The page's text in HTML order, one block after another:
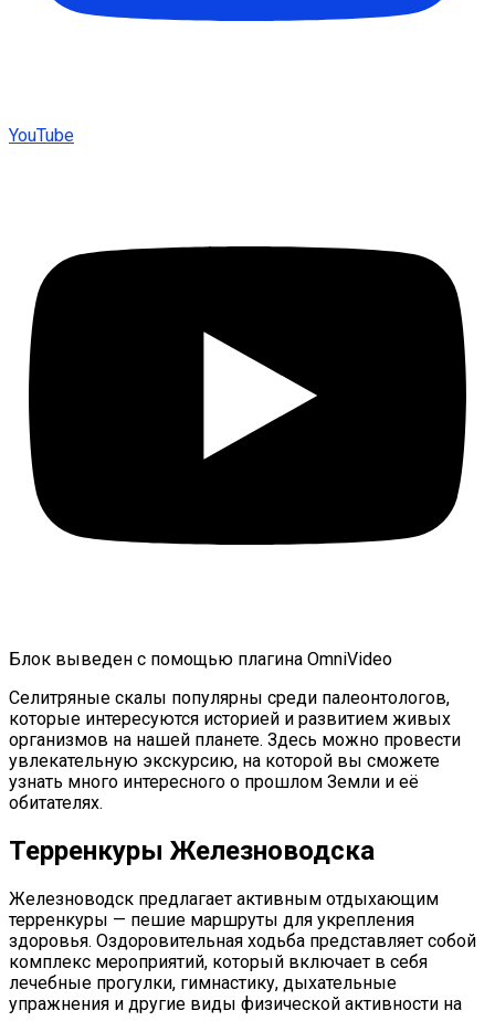
YouTube
Блок выведен с помощью плагина OmniVideo
Селитряные скалы популярны среди палеонтологов,
которые интересуются историей и развитием живых
организмов на нашей планете. Здесь можно провести
увлекательную экскурсию, на которой вы сможете
узнать много интересного о прошлом Земли и её
обитателях.
Терренкуры Железноводска
Железноводск предлагает активным отдыхающим
терренкуры — пешие маршруты для укрепления
здоровья. Оздоровительная ходьба представляет собой
комплекс мероприятий, который включает в себя
лечебные прогулки, гимнастику, дыхательные
упражнения и другие виды физической активности на